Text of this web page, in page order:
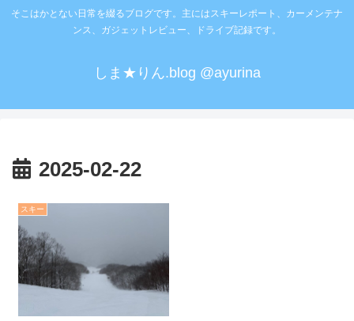
そこはかとない日常を綴るブログです。主にはスキーレポート、カーメンテナ
ンス、ガジェットレビュー、ドライブ記録です。
しま★りん.blog @ayurina
2025-02-22
スキー